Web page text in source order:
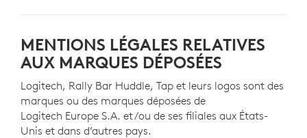
MENTIONS LÉGALES RELATIVES
AUX MARQUES DÉPOSÉES
Logitech, Rally Bar Huddle, Tap et leurs logos sont des
marques ou des marques déposées de
Logitech Europe S.A. et/ou de ses filiales aux États-
Unis et dans d’autres pays.